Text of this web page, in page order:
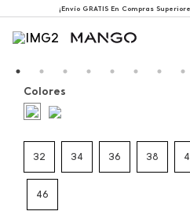
¡Envío GRATIS En Compras
Colores
32 34 36 38
46